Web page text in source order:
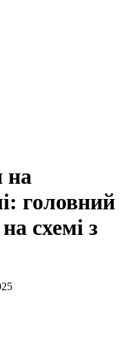
на
головний
схемі з